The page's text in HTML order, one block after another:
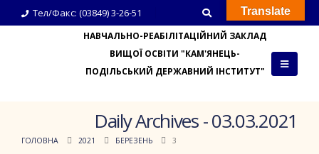
Тел/Факс: (03849) 3-26-51
НАВЧАЛЬНО-РЕАБІЛІТАЦІЙНИЙ ЗАКЛАД
ВИЩОЇ ОСВІТИ "КАМ'ЯНЕЦЬ-
ПОДІЛЬСЬКИЙ ДЕРЖАВНИЙ ІНСТИТУТ"
Daily Archives - 03.03.2021
ГОЛОВНА 2021 БЕРЕЗЕНЬ 3
Translate